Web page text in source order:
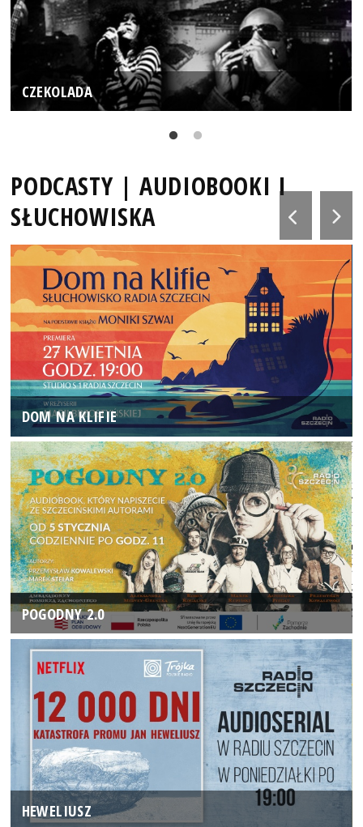
CZEKOLADA
PODCASTY | AUDIOBOOKI I
SŁUCHOWISKA
DOM NA KLIFIE
POGODNY 2.0
HEWELIUSZ